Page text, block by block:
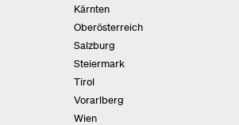
Kärnten
Oberösterreich
Salzburg
Steiermark
Tirol
Vorarlberg
Wien